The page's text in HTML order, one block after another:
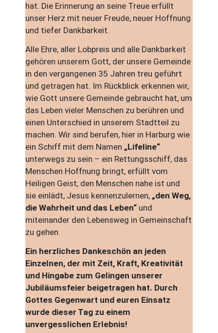
hat. Die Erinnerung an seine Treue erfüllt
unser Herz mit neuer Freude, neuer Hoffnung
und tiefer Dankbarkeit.
Alle Ehre, aller Lobpreis und alle Dankbarkeit
gehören unserem Gott, der unsere Gemeinde
in den vergangenen 35 Jahren treu geführt
und getragen hat. Im Rückblick erkennen wir,
wie Gott unsere Gemeinde gebraucht hat, um
das Leben vieler Menschen zu berühren und
einen Unterschied in unserem Stadtteil zu
machen. Wir sind berufen, hier in Harburg wie
ein Schiff mit dem Namen „Lifeline“
unterwegs zu sein – ein Rettungsschiff, das
Menschen Hoffnung bringt, erfüllt vom
Heiligen Geist, den Menschen nahe ist und
sie einlädt, Jesus kennenzulernen, „den Weg,
die Wahrheit und das Leben“ und
miteinander den Lebensweg in Gemeinschaft
zu gehen.
Ein herzliches Dankeschön an jeden
Einzelnen, der mit Zeit, Kraft, Kreativität
und Hingabe zum Gelingen unserer
Jubiläumsfeier beigetragen hat. Durch
Gottes Gegenwart und euren Einsatz
wurde dieser Tag zu einem
unvergesslichen Erlebnis!